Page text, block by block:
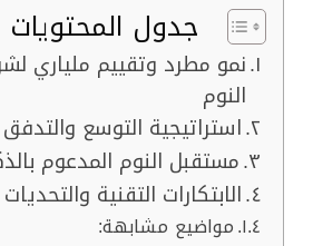
جدول المحتويات
نمو مطرد وتقييم ملياري
النوم
استراتيجية التوسع
مستقبل النوم المدعوم
الابتكارات التقنية
مواضيع مشابهة: